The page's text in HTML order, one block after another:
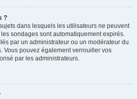
?
dans lesquels les utilisateurs ne peuvent
sondages sont automatiquement expirés.
par un administrateur ou un modérateur du
Vous pouvez également verrouiller vos
par les administrateurs.